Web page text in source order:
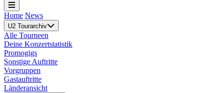
Home News
U2 Tourarchiv
Alle Tourneen
Deine Konzertstatistik
Promogigs
Sonstige Auftritte
Vorgruppen
Gastauftritte
Länderansicht